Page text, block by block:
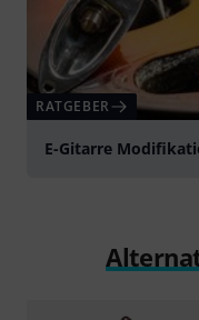
RATGEBER
E-Gitarre